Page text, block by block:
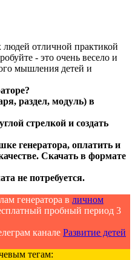
отличной практикой
- это очень весело и
мышления детей и
раздел, модуль) в
стрелкой и создать
генератора, оплатить и
Скачать в формате
не потребуется.
генератора в личном
пробный период 3
канале Развитие детей
тегам: